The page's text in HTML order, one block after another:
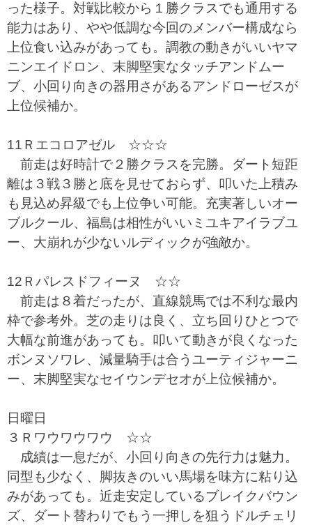
った様子。対戦比較から１勝クラスでも通用する
能力はあり、やや低調な今回のメンバー構成なら
上位食い込みがあっても。調教の動きがいいヤマ
ニンエイドロン、末脚堅実なタッチアンドムー
ブ、小回り向きの器用さがあるアンドローゼスが
上位候補か。
11Ｒエコロアゼル ☆☆☆
前走は好時計で２勝クラスを完勝。ダート短距
離は３戦３勝と底を見せておらず、叩いた上積み
も見込め昇級でも上位争い可能。充実著しいオー
ブルクール、福島は相性がいいミユキアイラブユ
ー、大崩れが少ないルディックが強敵か。
12Ｒパレスドフィーヌ ☆☆
前走は８着だったが、直線競馬では不利な最内
枠で参考外。芝の走りは良く、立ち回りひとつで
大幅な前進があっても。叩いて動きが良くなった
ボンヌソワレ、減量騎手は合うユーティジャーニ
ー、末脚堅実なセイウンデセオが上位候補か。
日曜日
３Ｒワウワウワウ ☆☆
成績は一息だが、小回り向きの先行力は魅力。
同型も少なく、脚抜きのいい馬場を味方に粘り込
みがあっても。近走安定しているブレイクバウン
ズ、ダート替わりでもう一押しを狙うドルチェリ